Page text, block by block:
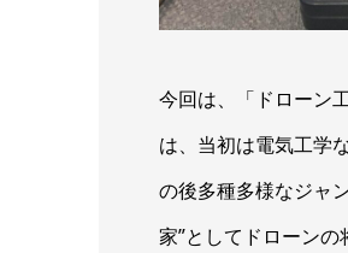
今回は、「ドローン
は、当初は電気工学
の後多種多様なジャ
家”としてドローン